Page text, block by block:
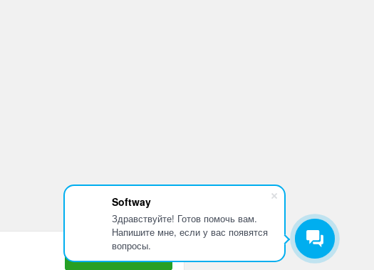
Softway
Здравствуйте! Готов помочь вам.
Напишите мне, если у вас появятся
вопросы.